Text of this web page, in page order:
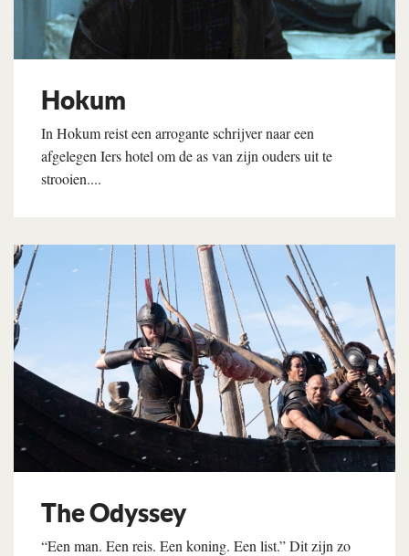
Hokum
In Hokum reist een arrogante schrijver naar een
afgelegen Iers hotel om de as van zijn ouders uit te
strooien....
Lees verder
The Odyssey
“Een man. Een reis. Een koning. Een list.” Dit zijn zo